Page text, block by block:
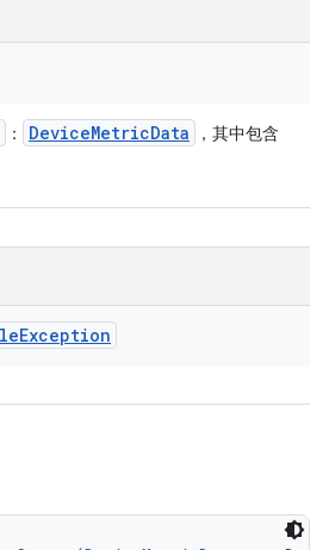
： DeviceMetricData
，其中包含
Exception